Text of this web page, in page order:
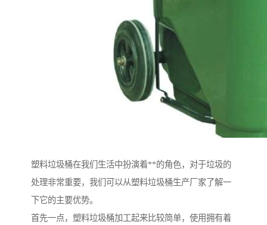
塑料垃圾桶在我们生活中扮演着**的角色，对于垃圾的
处理非常重要，我们可以从塑料垃圾桶生产厂家了解一
下它的主要优势。
首先一点，塑料垃圾桶加工起来比较简单，使用拥有着